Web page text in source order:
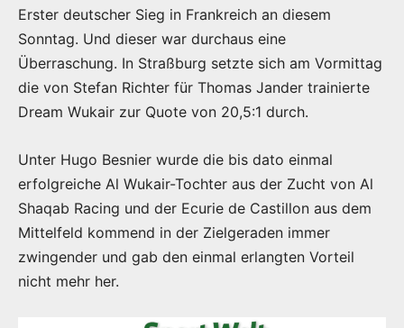
Erster deutscher Sieg in Frankreich an diesem
Sonntag. Und dieser war durchaus eine
Überraschung. In Straßburg setzte sich am Vormittag
die von Stefan Richter für Thomas Jander trainierte
Dream Wukair zur Quote von 20,5:1 durch.
Unter Hugo Besnier wurde die bis dato einmal
erfolgreiche Al Wukair-Tochter aus der Zucht von Al
Shaqab Racing und der Ecurie de Castillon aus dem
Mittelfeld kommend in der Zielgeraden immer
zwingender und gab den einmal erlangten Vorteil
nicht mehr her.